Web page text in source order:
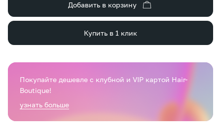
Добавить в корзину
Купить в 1 клик
Покупайте дешевле с клубной и VIP картой Hair-
Boutique!
узнать больше